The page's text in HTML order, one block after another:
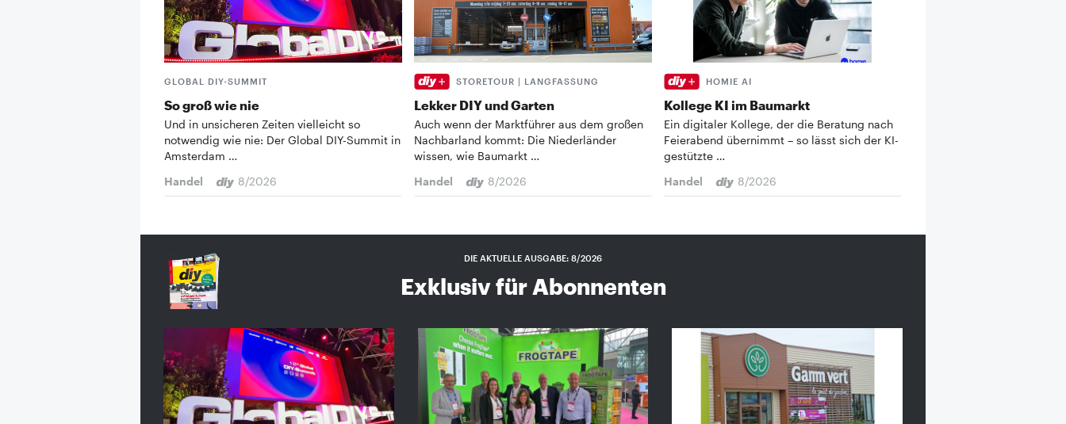
GLOBAL DIY-SUMMIT
So groß wie nie
Und in unsicheren Zeiten vielleicht so
notwendig wie nie: Der Global DIY-Summit in
Amsterdam …
Handel
8/2026
STORETOUR | LANGFASSUNG
Lekker DIY und Garten
Auch wenn der Marktführer aus dem großen
Nachbarland kommt: Die Niederländer
wissen, wie Baumarkt …
Handel
8/2026
HOMIE AI
Kollege KI im Baumarkt
Ein digitaler Kollege, der die Beratung nach
Feierabend übernimmt – so lässt sich der KI-
gestützte …
Handel
8/2026
DIE AKTUELLE AUSGABE: 8/2026
Exklusiv für Abonnenten